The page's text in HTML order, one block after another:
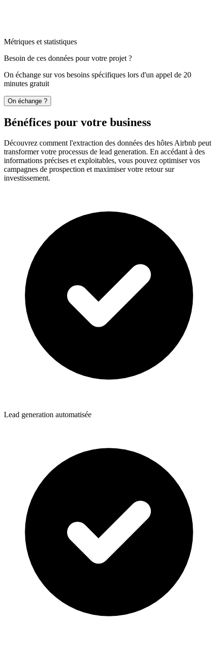
Métriques et statistiques
Besoin de ces données pour votre projet ?
On échange sur vos besoins spécifiques lors d'un appel de 20
minutes gratuit
On échange ?
Bénéfices pour votre business
Découvrez comment l'extraction des données des hôtes Airbnb peut
transformer votre processus de lead generation. En accédant à des
informations précises et exploitables, vous pouvez optimiser vos
campagnes de prospection et maximiser votre retour sur
investissement.
Lead generation automatisée